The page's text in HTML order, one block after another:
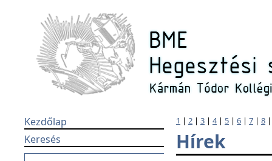
Kezdőlap
Keresés
1 | 2 | 3 | 4| 5 | 6 | 7 | 8
Hírek